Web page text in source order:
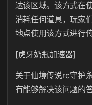
达该区域。该方式在
消耗任何道具，玩家
地点使用该方式进行传
[虎牙奶瓶加速器]
关于仙境传说ro守护
有能够解决该问题的